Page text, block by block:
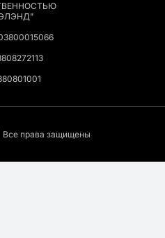
Все права защищены